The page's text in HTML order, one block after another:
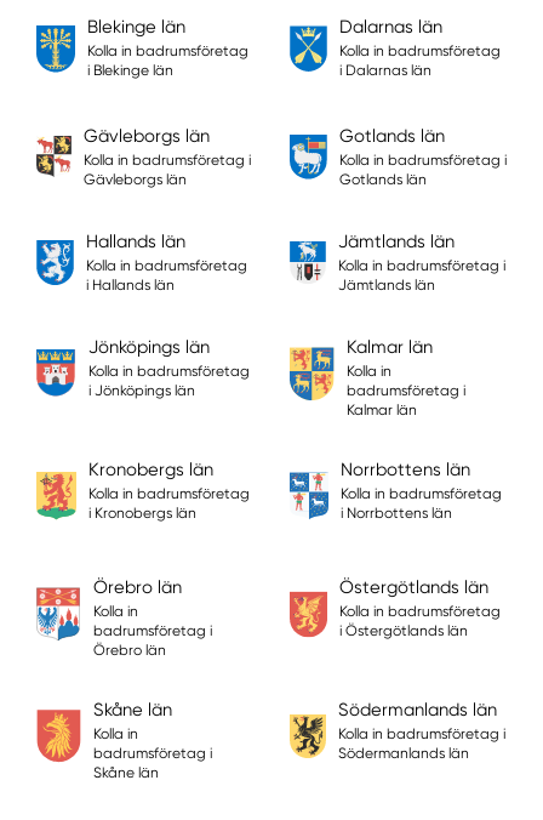
Blekinge län
Kolla in badrumsföretag
i Blekinge län
Dalarnas län
Kolla in badrumsföretag
i Dalarnas län
Gävleborgs län
Kolla in badrumsföretag i
Gävleborgs län
Gotlands län
Kolla in badrumsföretag i
Gotlands län
Hallands län
Kolla in badrumsföretag
i Hallands län
Jämtlands län
Kolla in badrumsföretag i
Jämtlands län
Jönköpings län
Kolla in badrumsföretag
i Jönköpings län
Kalmar län
Kolla in
badrumsföretag i
Kalmar län
Kronobergs län
Kolla in badrumsföretag
i Kronobergs län
Norrbottens län
Kolla in badrumsföretag
i Norrbottens län
Örebro län
Kolla in
badrumsföretag i
Örebro län
Östergötlands län
Kolla in badrumsföretag
i Östergötlands län
Skåne län
Kolla in
badrumsföretag i
Skåne län
Södermanlands län
Kolla in badrumsföretag i
Södermanlands län